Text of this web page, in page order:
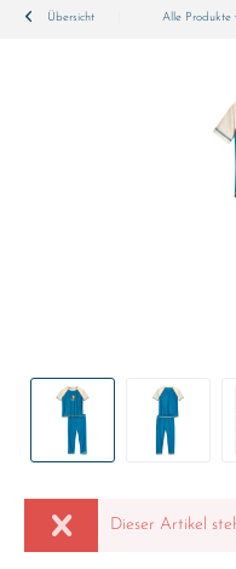
Übersicht Alle Produkte
Dieser Artikel